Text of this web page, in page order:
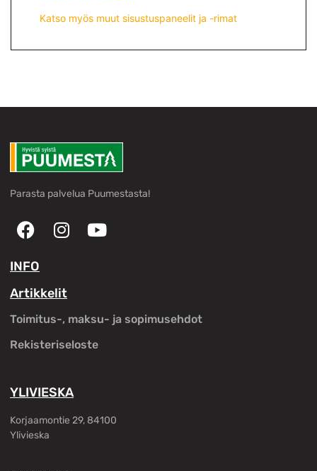
Katso myös muut sisustuspaneelit ja -rimat
Parasta palvelua Puumestasta!
INFO
Artikkelit
Toimitus-, maksu- ja sopimusehdot
Rekisteriseloste
YLIVIESKA
Korjaamontie 29, 84100
Ylivieska